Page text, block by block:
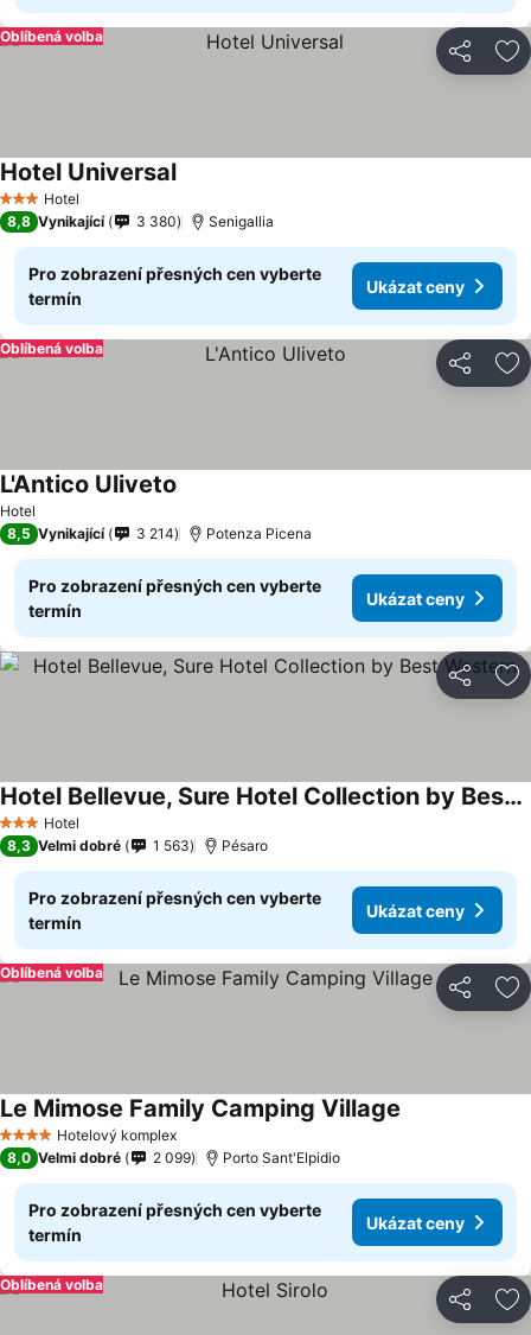
Sdílet
Oblíbená volba
3 Počet hvězdiček
Hotel
Hotel Universal
8,8 Vynikající 3 380 Senigallia
Pro zobrazení přesných cen vyberte
termín
Ukázat ceny
Sdílet
Oblíbená volba
Hotel
L'Antico Uliveto
8,5 Vynikající 3 214 Potenza Picena
Pro zobrazení přesných cen vyberte
termín
Ukázat ceny
Sdílet
3 Počet hvězdiček
Hotel
Hotel Bellevue, Sure Hotel Collection by Best Western
8,3 Velmi dobré 1 563 Pésaro
Pro zobrazení přesných cen vyberte
termín
Ukázat ceny
Sdílet
Oblíbená volba
4 Počet hvězdiček
Hotelový komplex
Le Mimose Family Camping Village
8,0 Velmi dobré 2 099 Porto Sant'Elpidio
Pro zobrazení přesných cen vyberte
termín
Ukázat ceny
Sdílet
Oblíbená volba